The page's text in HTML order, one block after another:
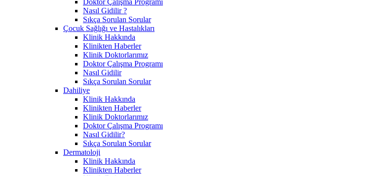
Nasıl Gidilir ?
Sıkça Sorulan Sorular
Çocuk Sağlığı ve Hastalıkları
Klinik Hakkında
Klinikten Haberler
Klinik Doktorlarımız
Doktor Çalışma Programı
Nasıl Gidilir
Sıkça Sorulan Sorular
Dahiliye
Klinik Hakkında
Klinikten Haberler
Klinik Doktorlarımız
Doktor Çalışma Programı
Nasıl Gidilir?
Sıkça Sorulan Sorular
Dermatoloji
Klinik Hakkında
Klinikten Haberler